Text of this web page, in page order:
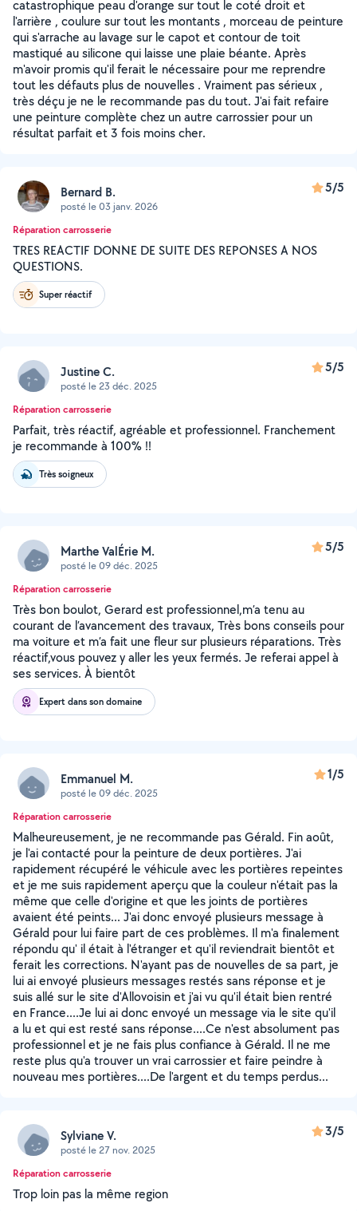
catastrophique peau d'orange sur tout le coté droit et
l'arrière , coulure sur tout les montants , morceau de peinture
qui s'arrache au lavage sur le capot et contour de toit
mastiqué au silicone qui laisse une plaie béante. Après
m'avoir promis qu'il ferait le nécessaire pour me reprendre
tout les défauts plus de nouvelles . Vraiment pas sérieux ,
très déçu je ne le recommande pas du tout. J'ai fait refaire
une peinture complète chez un autre carrossier pour un
résultat parfait et 3 fois moins cher.
Bernard B.
posté le 03 janv. 2026
5/5
Réparation carrosserie
TRES REACTIF DONNE DE SUITE DES REPONSES A NOS
QUESTIONS.
Super réactif
Justine C.
posté le 23 déc. 2025
5/5
Réparation carrosserie
Parfait, très réactif, agréable et professionnel. Franchement
je recommande à 100% !!
Très soigneux
Marthe ValÉrie M.
posté le 09 déc. 2025
5/5
Réparation carrosserie
Très bon boulot, Gerard est professionnel,m’a tenu au
courant de l’avancement des travaux, Très bons conseils pour
ma voiture et m’a fait une fleur sur plusieurs réparations. Très
réactif,vous pouvez y aller les yeux fermés. Je referai appel à
ses services. À bientôt
Expert dans son domaine
Emmanuel M.
posté le 09 déc. 2025
1/5
Réparation carrosserie
Malheureusement, je ne recommande pas Gérald. Fin août,
je l'ai contacté pour la peinture de deux portières. J'ai
rapidement récupéré le véhicule avec les portières repeintes
et je me suis rapidement aperçu que la couleur n'était pas la
même que celle d'origine et que les joints de portières
avaient été peints... J'ai donc envoyé plusieurs message à
Gérald pour lui faire part de ces problèmes. Il m'a finalement
répondu qu' il était à l'étranger et qu'il reviendrait bientôt et
ferait les corrections. N'ayant pas de nouvelles de sa part, je
lui ai envoyé plusieurs messages restés sans réponse et je
suis allé sur le site d'Allovoisin et j'ai vu qu'il était bien rentré
en France....Je lui ai donc envoyé un message via le site qu'il
a lu et qui est resté sans réponse....Ce n'est absolument pas
professionnel et je ne fais plus confiance à Gérald. Il ne me
reste plus qu'a trouver un vrai carrossier et faire peindre à
nouveau mes portières....De l'argent et du temps perdus...
Sylviane V.
posté le 27 nov. 2025
3/5
Réparation carrosserie
Trop loin pas la même region